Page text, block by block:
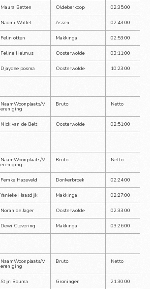
Maura Betten Oldeberkoop 02:35:00
Naomi Wallet Assen 02:43:00
Felin otten Makkinga 02:53:00
Feline Helmus Oosterwolde 03:11:00
Djaydee posma Oosterwolde 10:23:00
NaamWoonplaats/V
ereniging
Bruto Netto
Nick van de Belt Oosterwolde 02:51:00
NaamWoonplaats/V
ereniging
Bruto Netto
Femke Hazeveld Donkerbroek 02:24:00
Yanieke Haasdijk Makkinga 02:27:00
Norah de Jager Oosterwolde 02:33:00
Dewi Clevering Makkinga 03:26:00
NaamWoonplaats/V
ereniging
Bruto Netto
Stijn Bouma Groningen 21:30:00